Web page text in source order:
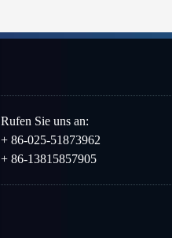
Rufen Sie uns an:
+ 86-025-51873962
+ 86-13815857905